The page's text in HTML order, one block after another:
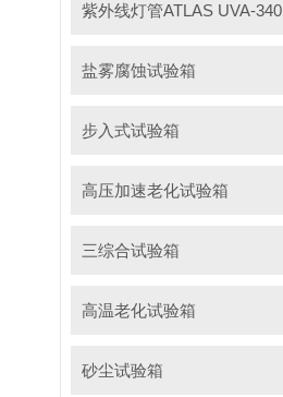
紫外线灯管ATLAS UVA-340
盐雾腐蚀试验箱
步入式试验箱
高压加速老化试验箱
三综合试验箱
高温老化试验箱
砂尘试验箱